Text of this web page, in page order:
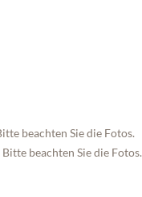
beachten Sie die Fotos.
beachten Sie die Fotos.